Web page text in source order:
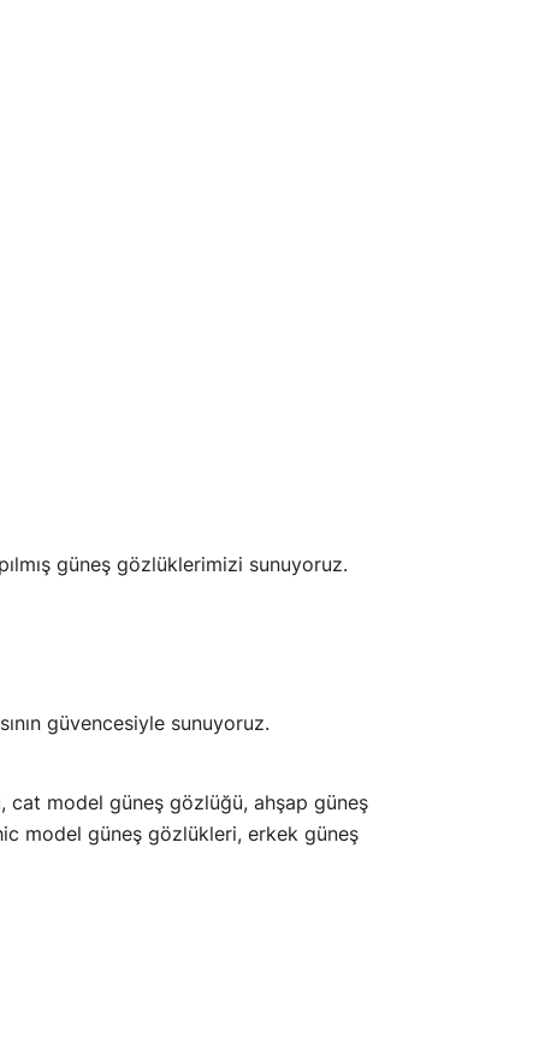
güneş gözlüklerimizi sunuyoruz.
güvencesiyle sunuyoruz.
model güneş gözlüğü, ahşap güneş
model güneş gözlükleri, erkek güneş